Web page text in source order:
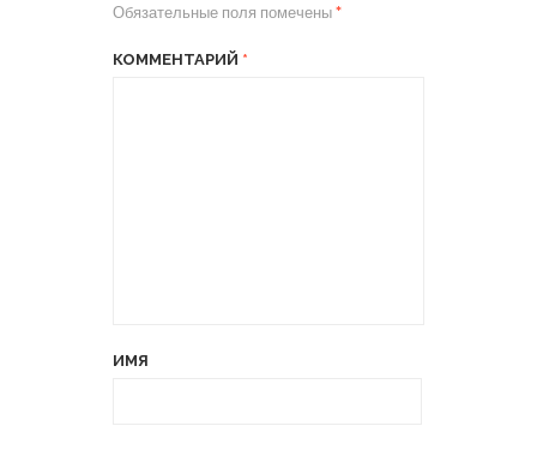
Обязательные поля помечены*
КОММЕНТАРИЙ *
ИМЯ